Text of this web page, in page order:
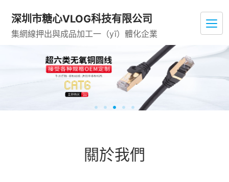
深圳市糖心VLOG科技有限公司
集網線押出與成品加工一（yī）體化企業
關於我們